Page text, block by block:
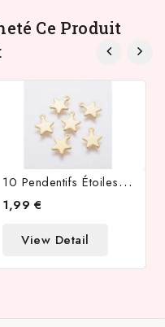
Ce Produit
1
0 Pendentifs Étoiles Acier Inoxydable 304 Plaqué Or 24k
1,99 €
View Detail